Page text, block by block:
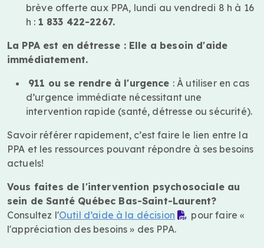
brève offerte aux PPA, lundi au vendredi 8 h à 16
h : 1 833 422-2267.
La PPA est en détresse : Elle a besoin d'aide
immédiatement.
911 ou se rendre à l'urgence : À utiliser en cas
d’urgence immédiate nécessitant une
intervention rapide (santé, détresse ou sécurité).
Savoir référer rapidement, c’est faire le lien entre la
PPA et les ressources pouvant répondre à ses besoins
actuels!
Vous faites de l'intervention psychosociale au
sein de Santé Québec Bas-Saint-Laurent?
Consultez l'Outil d’aide à la décision
pour faire «
l'appréciation des besoins » des PPA.